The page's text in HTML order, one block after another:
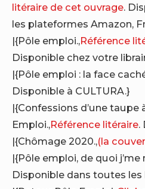
litéraire de cet ouvrage.
les plateformes Amazon,
|{Pôle emploi.,Référence
Disponible chez votre
|{Pôle emploi : la face
Disponible à CULTURA.}
|{Confessions d’une taupe
Emploi.,Référence litéraire.
|{Chômage 2020.,(la
|{Pôle emploi, de quoi j’me
Disponible dans toutes les